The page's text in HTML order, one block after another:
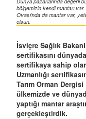
bölgemizin kendi mantarı
Ovası’nda da mantar var,
olsun.
İsviçre Sağlık
sertifikasını
sertifikaya sahip
Uzmanlığı
Tarım Orman
ülkemizde ve
yaptığı mantar
gerçekleştirdik.